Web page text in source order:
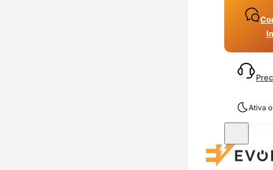
Ativa